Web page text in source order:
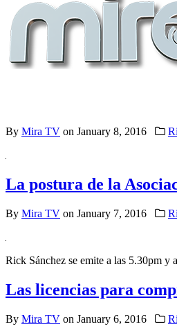
By Mira TV on January 8, 2016
La postura de la
By Mira TV on January 7, 2016
Rick Sánchez se emite a las 5.30pm y
Las licencias para
By Mira TV on January 6, 2016